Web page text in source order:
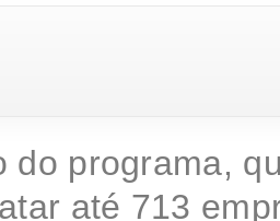
do programa,
até 713